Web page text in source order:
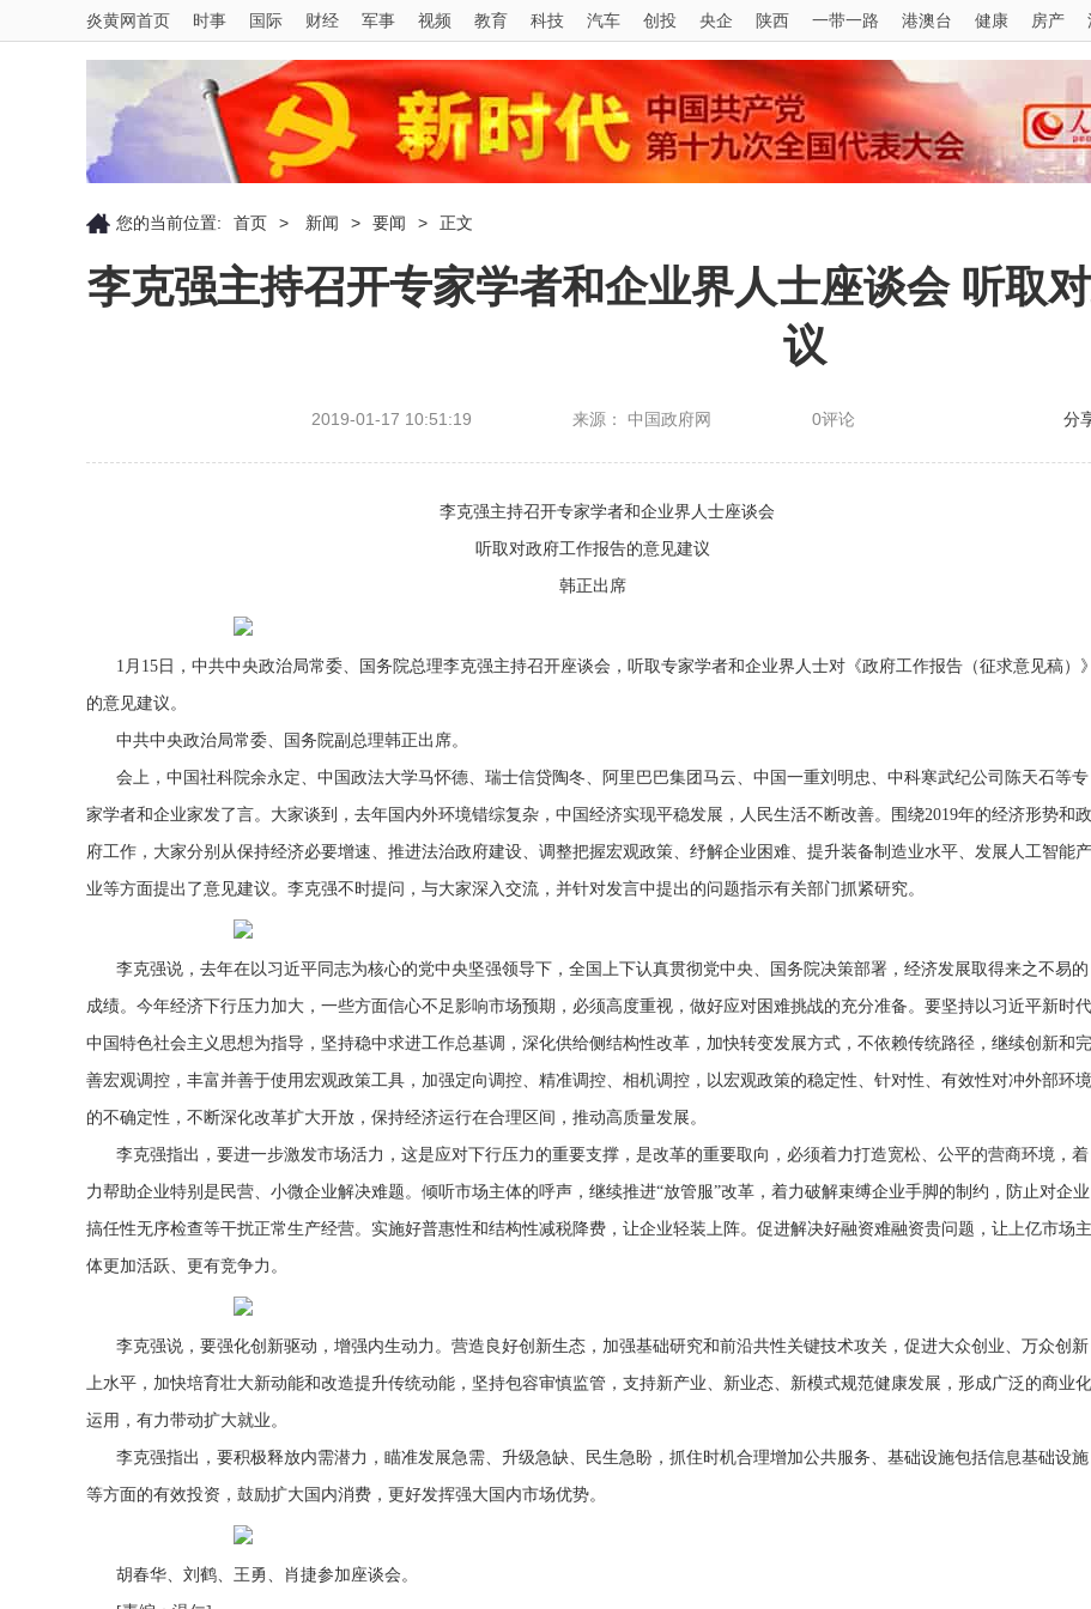
炎黄网首页 时事 国际 财经 军事 视频 教育 科技 汽车 创投 央企 陕西 一带一路 港澳台 健康 房产
您的当前位置: 首页 > 新闻 > 要闻 > 正文
李克强主持召开专家学者和企业界人士座谈会 听取
议
2019-01-17 10:51:19 来源： 中国政府网 0评论 分
李克强主持召开专家学者和企业界人士座谈会
听取对政府工作报告的意见建议
韩正出席
1月15日，中共中央政治局常委、国务院总理李克强主持召开座谈会，听取专家学者和企业界人士对《政府工作报告（征求意见稿）》
的意见建议。
中共中央政治局常委、国务院副总理韩正出席。
会上，中国社科院余永定、中国政法大学马怀德、瑞士信贷陶冬、阿里巴巴集团马云、中国一重刘明忠、中科寒武纪公司陈天石等专
家学者和企业家发了言。大家谈到，去年国内外环境错综复杂，中国经济实现平稳发展，人民生活不断改善。围绕2019年的经济形势和政
府工作，大家分别从保持经济必要增速、推进法治政府建设、调整把握宏观政策、纾解企业困难、提升装备制造业水平、发展人工智能产
业等方面提出了意见建议。李克强不时提问，与大家深入交流，并针对发言中提出的问题指示有关部门抓紧研究。
李克强说，去年在以习近平同志为核心的党中央坚强领导下，全国上下认真贯彻党中央、国务院决策部署，经济发展取得来之不易的
成绩。今年经济下行压力加大，一些方面信心不足影响市场预期，必须高度重视，做好应对困难挑战的充分准备。要坚持以习近平新时代
中国特色社会主义思想为指导，坚持稳中求进工作总基调，深化供给侧结构性改革，加快转变发展方式，不依赖传统路径，继续创新和完
善宏观调控，丰富并善于使用宏观政策工具，加强定向调控、精准调控、相机调控，以宏观政策的稳定性、针对性、有效性对冲外部环境
的不确定性，不断深化改革扩大开放，保持经济运行在合理区间，推动高质量发展。
李克强指出，要进一步激发市场活力，这是应对下行压力的重要支撑，是改革的重要取向，必须着力打造宽松、公平的营商环境，着
力帮助企业特别是民营、小微企业解决难题。倾听市场主体的呼声，继续推进“放管服”改革，着力破解束缚企业手脚的制约，防止对企业
搞任性无序检查等干扰正常生产经营。实施好普惠性和结构性减税降费，让企业轻装上阵。促进解决好融资难融资贵问题，让上亿市场主
体更加活跃、更有竞争力。
李克强说，要强化创新驱动，增强内生动力。营造良好创新生态，加强基础研究和前沿共性关键技术攻关，促进大众创业、万众创新
上水平，加快培育壮大新动能和改造提升传统动能，坚持包容审慎监管，支持新产业、新业态、新模式规范健康发展，形成广泛的商业化
运用，有力带动扩大就业。
李克强指出，要积极释放内需潜力，瞄准发展急需、升级急缺、民生急盼，抓住时机合理增加公共服务、基础设施包括信息基础设施
等方面的有效投资，鼓励扩大国内消费，更好发挥强大国内市场优势。
胡春华、刘鹤、王勇、肖捷参加座谈会。